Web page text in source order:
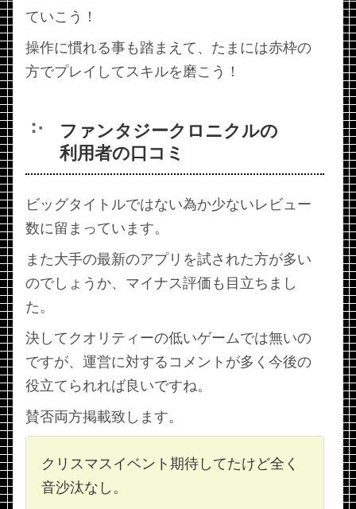
ていこう！
操作に慣れる事も踏まえて、たまには赤枠の
方でプレイしてスキルを磨こう！
ファンタジークロニクルの
利用者の口コミ
ビッグタイトルではない為か少ないレビュー
数に留まっています。
また大手の最新のアプリを試された方が多い
のでしょうか、マイナス評価も目立ちまし
た。
決してクオリティーの低いゲームでは無いの
ですが、運営に対するコメントが多く今後の
役立てられれば良いですね。
賛否両方掲載致します。
クリスマスイベント期待してたけど全く
音沙汰なし。